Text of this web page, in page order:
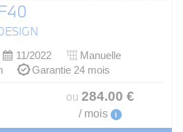
11/2022
Manuelle
Garantie 24 mois
ou 284.00 €
/ mois i